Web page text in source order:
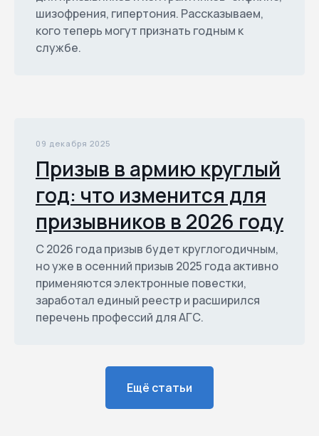
шизофрения, гипертония. Рассказываем,
кого теперь могут признать годным к
службе.
09 декабря 2025
Призыв в армию круглый
год: что изменится для
призывников в 2026 году
С 2026 года призыв будет круглогодичным,
но уже в осенний призыв 2025 года активно
применяются электронные повестки,
заработал единый реестр и расширился
перечень профессий для АГС.
Ещё статьи